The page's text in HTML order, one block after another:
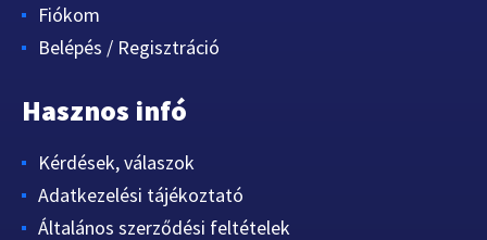
Fiókom
Belépés / Regisztráció
Hasznos infó
Kérdések, válaszok
Adatkezelési tájékoztató
Általános szerződési feltételek